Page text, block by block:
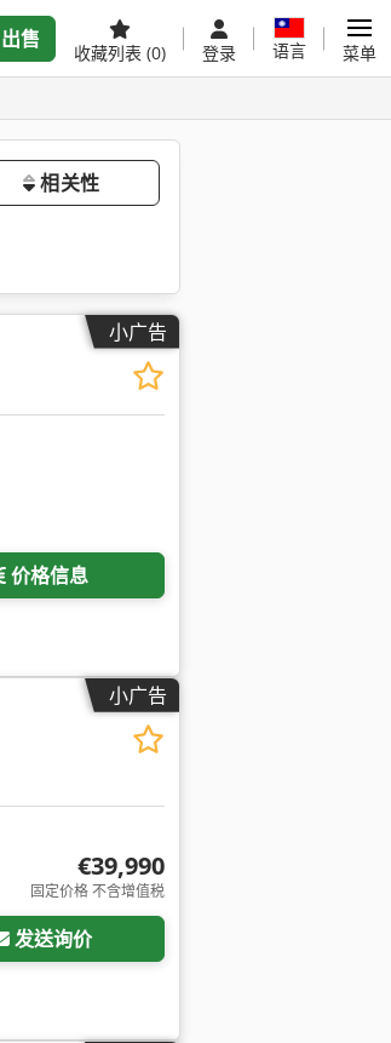
出售
收藏列表 (0) 登录 语言 菜单
相关性
小广告
价格信息
小广告
€39,990
固定价格 不含增值税
发送询价